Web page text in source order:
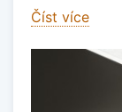
Číst více